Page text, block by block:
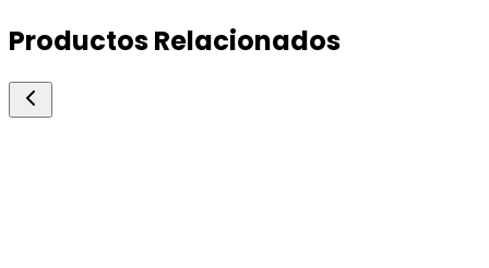
Productos Relacionados